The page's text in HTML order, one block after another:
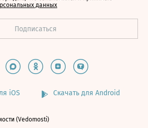
данных
iOS Скачать для Android
(Vedomosti)